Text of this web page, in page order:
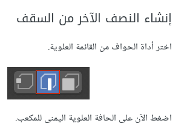
إنشاء النصف الآخر من السقف
اختر أداة الحواف من القائمة العلوية.
اضغط الآن على الحافة العلوية اليمنى للمكعب.